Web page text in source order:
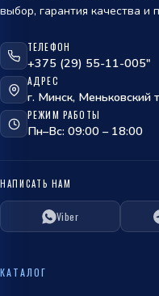
выбор, гарантия качества и
ТЕЛЕФОН
+375 (29) 55-11-005"
АДРЕС
г. Минск, Меньковский
РЕЖИМ РАБОТЫ
Пн–Вс: 09:00 – 18:00
НАПИСАТЬ НАМ
Viber
КАТАЛОГ